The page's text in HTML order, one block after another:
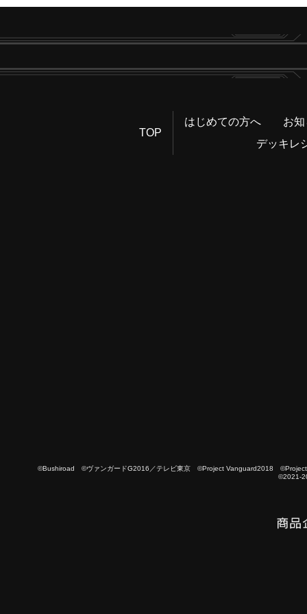
TOP
はじめての方へ
お
デッキレ
©Bushiroad ©ヴァンガードG2016／テレビ東京 ©Project Vanguard2018
©2021-